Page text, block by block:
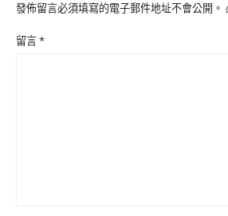
發佈留言必須填寫的電子郵件地址不會公開。
留言*